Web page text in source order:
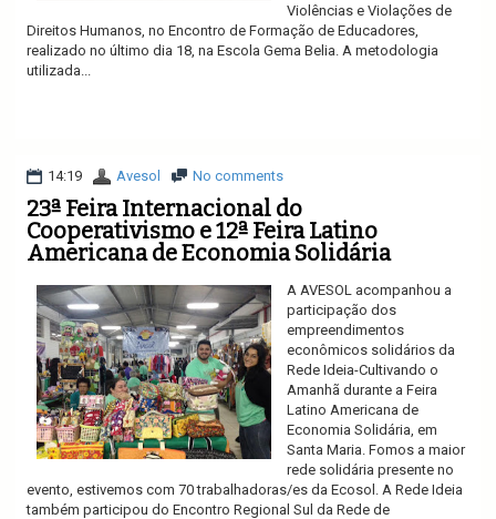
Violências e Violações de
Direitos Humanos, no Encontro de Formação de Educadores,
realizado no último dia 18, na Escola Gema Belia. A metodologia
utilizada...
14:19 Avesol No comments
23ª Feira Internacional do
Cooperativismo e 12ª Feira Latino
Americana de Economia Solidária
A AVESOL acompanhou a
participação dos
empreendimentos
econômicos solidários da
Rede Ideia-Cultivando o
Amanhã durante a Feira
Latino Americana de
Economia Solidária, em
Santa Maria. Fomos a maior
rede solidária presente no
evento, estivemos com 70 trabalhadoras/es da Ecosol. A Rede Ideia
também participou do Encontro Regional Sul da Rede de